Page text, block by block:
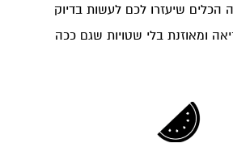
שיעזרו לכם לעשות בדיוק
בלי שטויות שגם ככה